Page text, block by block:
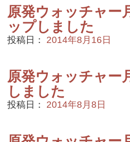
原発ウォッチャー
ップしました
投稿日： 2014年8月16日
原発ウォッチャー
しました
投稿日： 2014年8月8日